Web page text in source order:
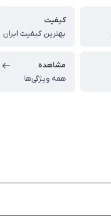
کیفیت
بهترین کیفیت ایران
مشاهده
همه ویژگی‌ها